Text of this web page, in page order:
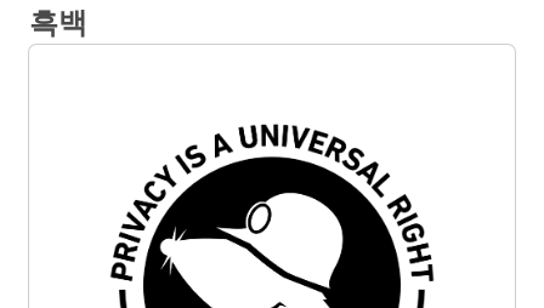
흑백